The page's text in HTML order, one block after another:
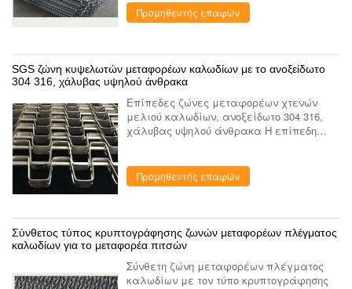
χάλυβας και ούτω καθεξής. Περιγρ...
Προμηθευτής επαφών
SGS ζώνη κυψελωτών μεταφορέων καλωδίων με το ανοξείδωτο
304 316, χάλυβας υψηλού άνθρακα
Επίπεδες ζώνες μεταφορέων χτενών
μελιού καλωδίων, ανοξείδωτο 304 316,
χάλυβας υψηλού άνθρακα Η επίπεδη
μελιού, η οποία γίνεται τις επίπεδες
λουρί...
Προμηθευτής επαφών
Σύνθετος τύπος κρυπτογράφησης ζωνών μεταφορέων πλέγματος
καλωδίων για το μεταφορέα πιτσών
Σύνθετη ζώνη μεταφορέων πλέγματος
καλωδίων με τον τύπο κρυπτογράφησης